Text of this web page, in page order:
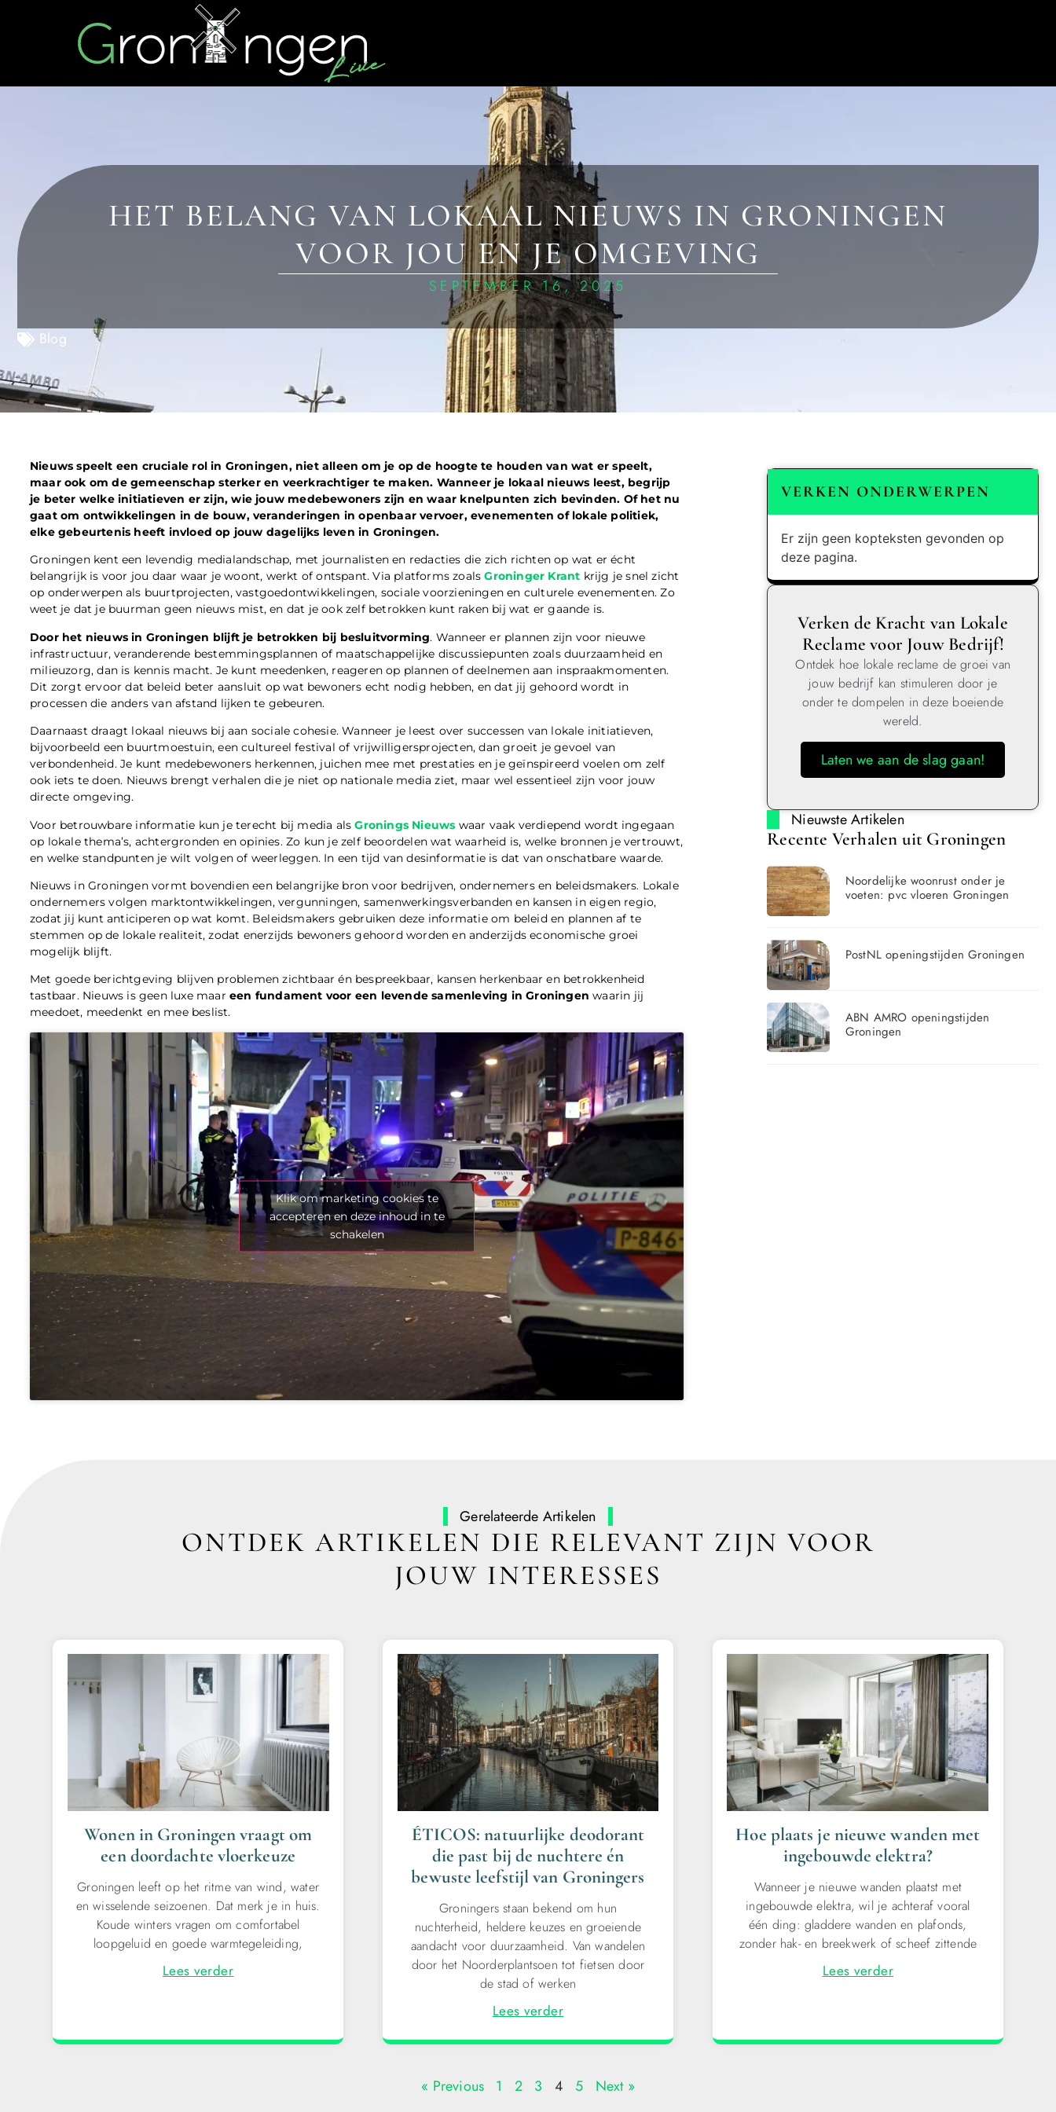
HET BELANG VAN LOKAAL NIEUWS IN GRONINGEN
VOOR JOU EN JE OMGEVING
SEPTEMBER 16, 2025
Blog
Nieuws speelt een cruciale rol in Groningen, niet alleen om je op de hoogte te houden van wat er speelt,
maar ook om de gemeenschap sterker en veerkrachtiger te maken. Wanneer je lokaal nieuws leest, begrijp
je beter welke initiatieven er zijn, wie jouw medebewoners zijn en waar knelpunten zich bevinden. Of het nu
gaat om ontwikkelingen in de bouw, veranderingen in openbaar vervoer, evenementen of lokale politiek,
elke gebeurtenis heeft invloed op jouw dagelijks leven in Groningen.
Groningen kent een levendig medialandschap, met journalisten en redacties die zich richten op wat er écht
belangrijk is voor jou daar waar je woont, werkt of ontspant. Via platforms zoalsGroninger Krant krijg je snel zicht
op onderwerpen als buurtprojecten, vastgoedontwikkelingen, sociale voorzieningen en culturele evenementen. Zo
weet je dat je buurman geen nieuws mist, en dat je ook zelf betrokken kunt raken bij wat er gaande is.
Door het nieuws in Groningen blijft je betrokken bij besluitvorming. Wanneer er plannen zijn voor nieuwe
infrastructuur, veranderende bestemmingsplannen of maatschappelijke discussiepunten zoals duurzaamheid en
milieuzorg, dan is kennis macht. Je kunt meedenken, reageren op plannen of deelnemen aan inspraakmomenten.
Dit zorgt ervoor dat beleid beter aansluit op wat bewoners echt nodig hebben, en dat jij gehoord wordt in
processen die anders van afstand lijken te gebeuren.
Daarnaast draagt lokaal nieuws bij aan sociale cohesie. Wanneer je leest over successen van lokale initiatieven,
bijvoorbeeld een buurtmoestuin, een cultureel festival of vrijwilligersprojecten, dan groeit je gevoel van
verbondenheid. Je kunt medebewoners herkennen, juichen mee met prestaties en je geïnspireerd voelen om zelf
ook iets te doen. Nieuws brengt verhalen die je niet op nationale media ziet, maar wel essentieel zijn voor jouw
directe omgeving.
Voor betrouwbare informatie kun je terecht bij media alsGronings Nieuws waar vaak verdiepend wordt ingegaan
op lokale thema’s, achtergronden en opinies. Zo kun je zelf beoordelen wat waarheid is, welke bronnen je vertrouwt,
en welke standpunten je wilt volgen of weerleggen. In een tijd van desinformatie is dat van onschatbare waarde.
Nieuws in Groningen vormt bovendien een belangrijke bron voor bedrijven, ondernemers en beleidsmakers. Lokale
ondernemers volgen marktontwikkelingen, vergunningen, samenwerkingsverbanden en kansen in eigen regio,
zodat jij kunt anticiperen op wat komt. Beleidsmakers gebruiken deze informatie om beleid en plannen af te
stemmen op de lokale realiteit, zodat enerzijds bewoners gehoord worden en anderzijds economische groei
mogelijk blijft.
Met goede berichtgeving blijven problemen zichtbaar én bespreekbaar, kansen herkenbaar en betrokkenheid
tastbaar. Nieuws is geen luxe maar een fundament voor een levende samenleving in Groningen waarin jij
meedoet, meedenkt en mee beslist.
Klik om marketing cookies te
accepteren en deze inhoud in te
schakelen
VERKEN ONDERWERPEN
Er zijn geen kopteksten gevonden op
deze pagina.
Verken de Kracht van Lokale
Reclame voor Jouw Bedrijf!
Ontdek hoe lokale reclame de groei van
jouw bedrijf kan stimuleren door je
onder te dompelen in deze boeiende
wereld.
Laten we aan de slag gaan!
Nieuwste Artikelen
Recente Verhalen uit Groningen
Noordelijke woonrust onder je
voeten: pvc vloeren Groningen
PostNL openingstijden Groningen
ABN AMRO openingstijden
Groningen
Gerelateerde Artikelen
ONTDEK ARTIKELEN DIE RELEVANT ZIJN VOOR
JOUW INTERESSES
Wonen in Groningen vraagt om
een doordachte vloerkeuze
Groningen leeft op het ritme van wind, water
en wisselende seizoenen. Dat merk je in huis.
Koude winters vragen om comfortabel
loopgeluid en goede warmtegeleiding,
Lees verder
ÉTICOS: natuurlijke deodorant
die past bij de nuchtere én
bewuste leefstijl van Groningers
Groningers staan bekend om hun
nuchterheid, heldere keuzes en groeiende
aandacht voor duurzaamheid. Van wandelen
door het Noorderplantsoen tot fietsen door
de stad of werken
Lees verder
Hoe plaats je nieuwe wanden met
ingebouwde elektra?
Wanneer je nieuwe wanden plaatst met
ingebouwde elektra, wil je achteraf vooral
één ding: gladdere wanden en plafonds,
zonder hak- en breekwerk of scheef zittende
Lees verder
« Previous 1 2 3 4 5 Next »